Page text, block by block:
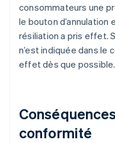
consommateurs une
le bouton d’annulation
résiliation a pris effet.
n’est indiquée dans le
effet dès que possible.
conformité